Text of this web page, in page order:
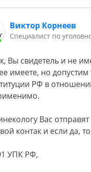
Виктор Корнеев
Cпециалист по
Вы свидетель и не
имеете, но допустим
РФ в
Вас
контак и если да,
УПК РФ,